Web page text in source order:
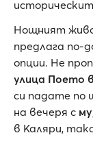
Нощният
предлага по-
опции. Не
улица Поето
си падате по
на вечеря с
в Каляри,